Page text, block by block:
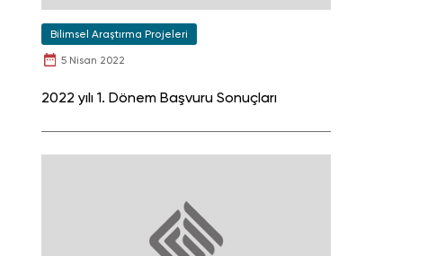
Bilimsel Araştırma Projeleri
5 Nisan 2022
2022 yılı 1. Dönem Başvuru Sonuçları